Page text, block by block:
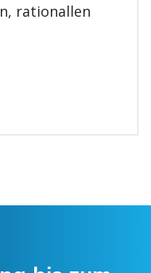
rationallen